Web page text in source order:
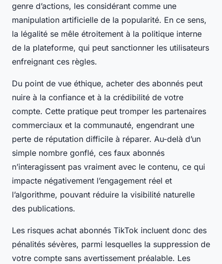
genre d’actions, les considérant comme une
manipulation artificielle de la popularité. En ce sens,
la légalité se mêle étroitement à la politique interne
de la plateforme, qui peut sanctionner les utilisateurs
enfreignant ces règles.
Du point de vue éthique, acheter des abonnés peut
nuire à la confiance et à la crédibilité de votre
compte. Cette pratique peut tromper les partenaires
commerciaux et la communauté, engendrant une
perte de réputation difficile à réparer. Au-delà d’un
simple nombre gonflé, ces faux abonnés
n’interagissent pas vraiment avec le contenu, ce qui
impacte négativement l’engagement réel et
l’algorithme, pouvant réduire la visibilité naturelle
des publications.
Les risques achat abonnés TikTok incluent donc des
pénalités sévères, parmi lesquelles la suppression de
votre compte sans avertissement préalable. Les